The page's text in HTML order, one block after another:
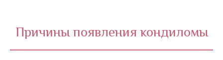
Причины появления кондиломы